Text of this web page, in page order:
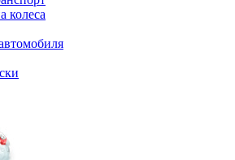
колеса